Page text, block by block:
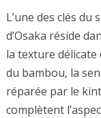
L’une des clés du
d’Osaka réside
la texture
du bambou, la
réparée par le
complètent